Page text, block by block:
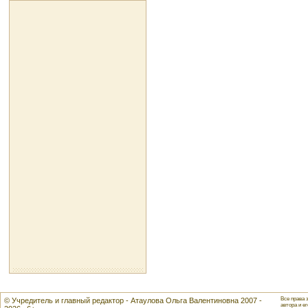
© Учредитель и главный редактор - Атаулова Ольга Валентиновна 2007 -
Все права
автора и